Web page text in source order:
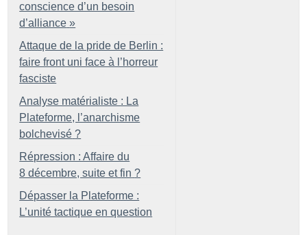
conscience d’un besoin
d’alliance »
Attaque de la pride de Berlin :
faire front uni face à l’horreur
fasciste
Analyse matérialiste : La
Plateforme, l’anarchisme
bolchevisé ?
Répression : Affaire du
8 décembre, suite et fin ?
Dépasser la Plateforme :
L’unité tactique en question